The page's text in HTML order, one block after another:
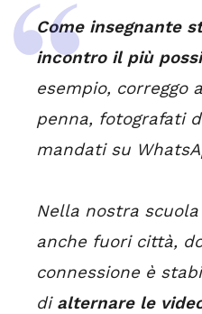
Come insegnante
incontro il più
esempio, correggo
penna, fotografati
mandati su
Nella nostra
anche fuori città,
connessione è
di alternare le